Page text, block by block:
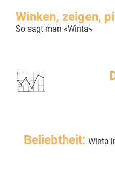
Winken, zeigen,
So sagt man «Winta»
Beliebtheit: Winta